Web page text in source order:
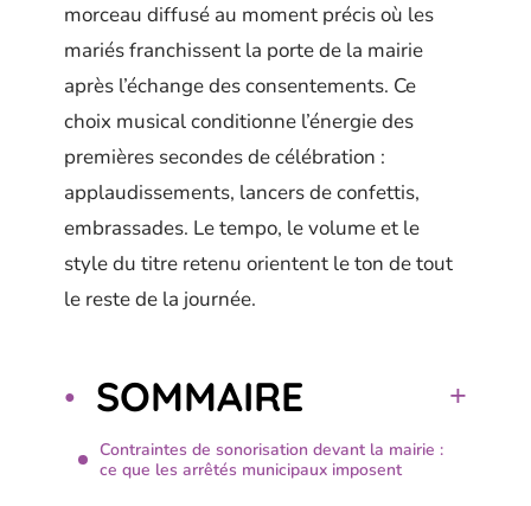
morceau diffusé au moment précis où les
mariés franchissent la porte de la mairie
après l’échange des consentements. Ce
choix musical conditionne l’énergie des
premières secondes de célébration :
applaudissements, lancers de confettis,
embrassades. Le tempo, le volume et le
style du titre retenu orientent le ton de tout
le reste de la journée.
SOMMAIRE
Contraintes de sonorisation devant la mairie :
ce que les arrêtés municipaux imposent